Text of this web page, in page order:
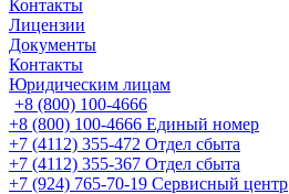
Контакты
Лицензии
Документы
Контакты
Юридическим лицам
+8 (800) 100-4666
+8 (800) 100-4666 Единый номер
+7 (4112) 355-472 Отдел сбыта
+7 (4112) 355-367 Отдел сбыта
+7 (924) 765-70-19 Сервисный центр